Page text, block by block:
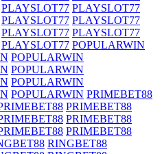
PLAYSLOT77 PLAYSLOT77
PLAYSLOT77 PLAYSLOT77
PLAYSLOT77 PLAYSLOT77
PLAYSLOT77 POPULARWIN
POPULARWIN
POPULARWIN
POPULARWIN
POPULARWIN PRIMEBET88
PRIMEBET88
PRIMEBET88
PRIMEBET88
RINGBET88